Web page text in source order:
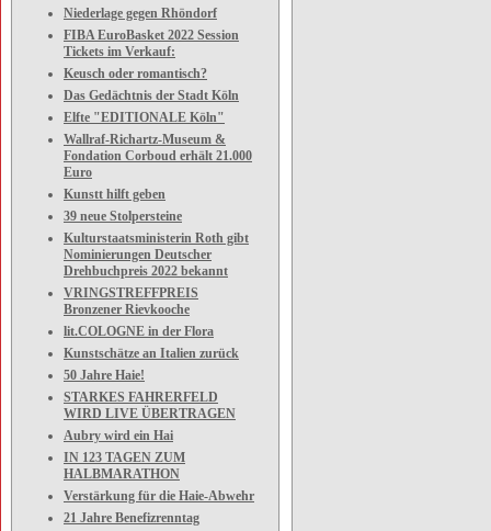
Niederlage gegen Rhöndorf
FIBA EuroBasket 2022 Session
Tickets im Verkauf:
Keusch oder romantisch?
Das Gedächtnis der Stadt Köln
Elfte "EDITIONALE Köln"
Wallraf-Richartz-Museum &
Fondation Corboud erhält 21.000
Euro
Kunstt hilft geben
39 neue Stolpersteine
Kulturstaatsministerin Roth gibt
Nominierungen Deutscher
Drehbuchpreis 2022 bekannt
VRINGSTREFFPREIS
Bronzener Rievkooche
lit.COLOGNE in der Flora
Kunstschätze an Italien zurück
50 Jahre Haie!
STARKES FAHRERFELD
WIRD LIVE ÜBERTRAGEN
Aubry wird ein Hai
IN 123 TAGEN ZUM
HALBMARATHON
Verstärkung für die Haie-Abwehr
21 Jahre Benefizrenntag